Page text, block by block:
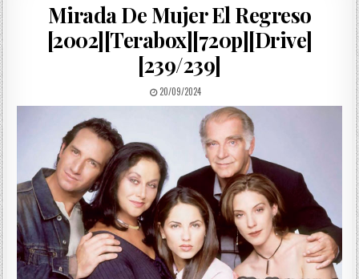
Mirada De Mujer El Regreso
[2002][Terabox][720p][Drive]
[239/239]
PUBLISHED DATE:
20/09/2024